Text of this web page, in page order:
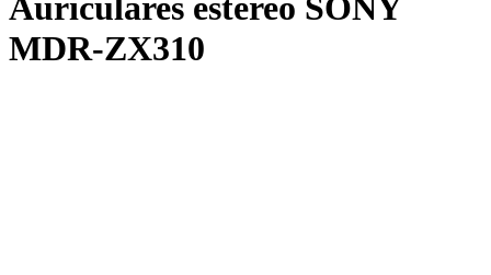
Auriculares estéreo SONY
MDR-ZX310